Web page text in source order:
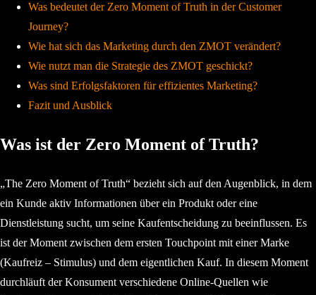
Was bedeutet der Zero Moment of Truth in der Customer
Journey?
Wie hat sich das Marketing durch den ZMOT verändert?
Wie nutzt man die Strategie des ZMOT geschickt?
Was sind Erfolgsfaktoren für effizientes Marketing?
Fazit und Ausblick
Was ist der Zero Moment of Truth?
„The Zero Moment of Truth“ bezieht sich auf den Augenblick, in dem
ein Kunde aktiv Informationen über ein Produkt oder eine
Dienstleistung sucht, um seine Kaufentscheidung zu beeinflussen. Es
ist der Moment zwischen dem ersten Touchpoint mit einer Marke
(Kaufreiz – Stimulus) und dem eigentlichen Kauf. In diesem Moment
durchläuft der Konsument verschiedene Online-Quellen wie